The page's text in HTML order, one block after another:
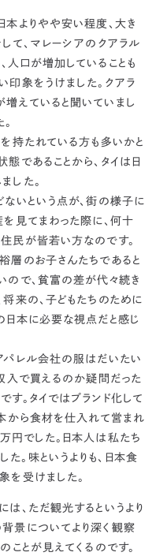
本よりやや安い程度、大き
て、マレーシアのクアラル
人口が増加していることも
印象をうけました。クアラ
えていると聞いていまし
を持たれている方も多いかと
であることから、タイは日
した。
ないという点が、街の様子に
を見てまわった際に、何十
民が皆若い方なのです。
層のお子さんたちであると
ので、貧富の差が代々続き
将来の、子どもたちのために
日本に必要な視点だと感じ
パレル会社の服はだいたい
入で買えるのか疑問だった
す。タイではブランド化して
本から食材を仕入れて営まれ
円でした。日本人は私たち
。味というよりも、日本食
を受けました。
、ただ観光するというより
景についてより深く観察
ことが見えてくるのです。